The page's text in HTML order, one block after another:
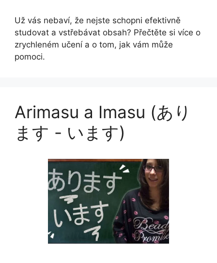
Už vás nebaví, že nejste schopni efektivně
studovat a vstřebávat obsah? Přečtěte si více o
zrychleném učení a o tom, jak vám může
pomoci.
Arimasu a Imasu (あり
ます - います)